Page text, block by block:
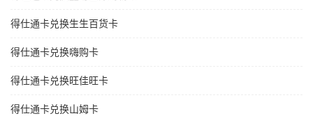
得仕通卡兑换生生百货卡
得仕通卡兑换嗨购卡
得仕通卡兑换旺佳旺卡
得仕通卡兑换山姆卡